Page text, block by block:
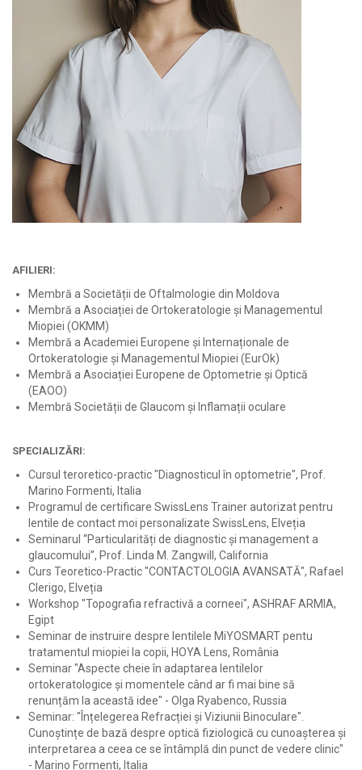
AFILIERI:
Membră a Societății de Oftalmologie din Moldova
Membră a Asociației de Ortokeratologie și Managementul
Miopiei (OKMM)
Membră a Academiei Europene și Internaționale de
Ortokeratologie și Managementul Miopiei (EurOk)
Membră a Asociației Europene de Optometrie și Optică
(EAOO)
Membră Societății de Glaucom și Inflamații oculare
SPECIALIZĂRI:
Cursul teroretico-practic "Diagnosticul în optometrie", Prof.
Marino Formenti, Italia
Programul de certificare SwissLens Trainer autorizat pentru
lentile de contact moi personalizate SwissLens, Elveția
Seminarul “Particularități de diagnostic și management a
glaucomului”, Prof. Linda M. Zangwill, California
Curs Teoretico-Practic "CONTACTOLOGIA AVANSATĂ", Rafael
Clerigo, Elveția
Workshop "Topografia refractivă a corneei", ASHRAF ARMIA,
Egipt
Seminar de instruire despre lentilele MiYOSMART pentu
tratamentul miopiei la copii, HOYA Lens, România
Seminar "Aspecte cheie în adaptarea lentilelor
ortokeratologice și momentele când ar fi mai bine să
renunțăm la această idee" - Olga Ryabenco, Russia
Seminar: "Înțelegerea Refracției și Viziunii Binoculare".
Cunoștințe de bază despre optică fiziologică cu cunoașterea și
interpretarea a ceea ce se întâmplă din punct de vedere clinic"
- Marino Formenti, Italia